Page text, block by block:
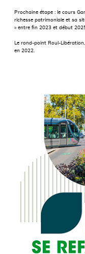
Prochaine étape : le cours
richesse patrimoniale et sa
» entre ﬁn 2023 et début
Le rond-point Roul-
en 2022.